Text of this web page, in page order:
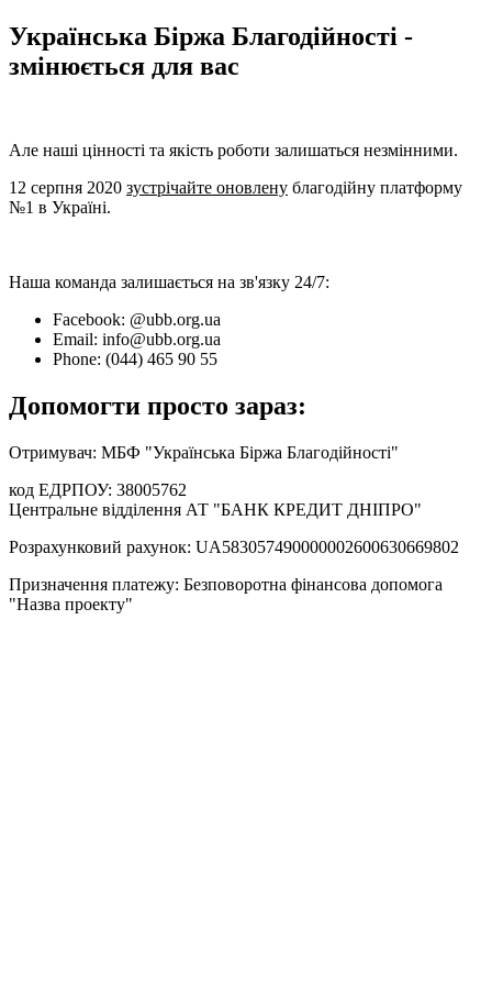
Українська Біржа Благодійності -
змінюється для вас
Але наші цінності та якість роботи залишаться незмінними.
12 серпня 2020 зустрічайте оновлену благодійну платформу
№1 в Україні.
Наша команда залишається на зв'язку 24/7:
Facebook: @ubb.org.ua
Email: info@ubb.org.ua
Phone: (044) 465 90 55
Допомогти просто зараз:
Отримувач: МБФ "Українська Біржа Благодійності"
код ЕДРПОУ: 38005762
Центральне відділення АТ "БАНК КРЕДИТ ДНІПРО"
Розрахунковий рахунок: UA583057490000002600630669802
Призначення платежу: Безповоротна фінансова допомога
"Назва проекту"